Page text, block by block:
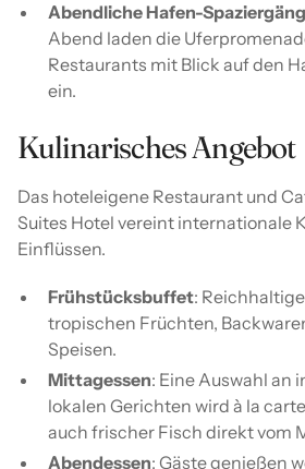
Abendliche Hafen-
Abend laden die
Restaurants mit Blick auf den
ein.
Kulinarisches Angebot
Das hoteleigene Restaurant und
Suites Hotel vereint internationale
Einflüssen.
Frühstücksbuffet:
tropischen Früchten,
Speisen.
Mittagessen: Eine Auswahl an
lokalen Gerichten wird à la
auch frischer Fisch direkt vom
Abendessen: Gäste genießen